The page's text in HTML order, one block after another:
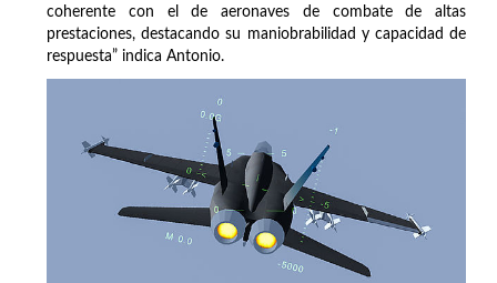
coherente con el de aeronaves de combate de altas
prestaciones, destacando su maniobrabilidad y capacidad de
respuesta” indica Antonio.